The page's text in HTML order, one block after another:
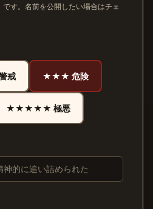
す。名前を公開したい場合はチェ
戒 ★★★ 危険
★★★★★ 極悪